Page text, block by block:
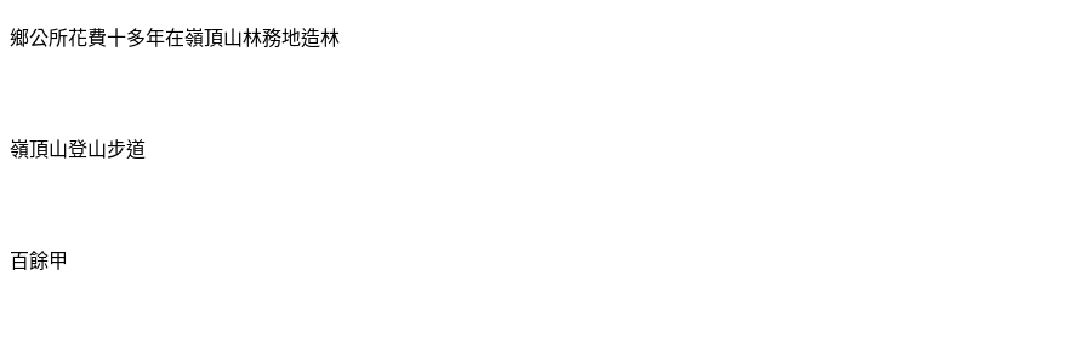
鄉公所花費十多年在嶺頂山林務地造林
嶺頂山登山步道
百餘甲